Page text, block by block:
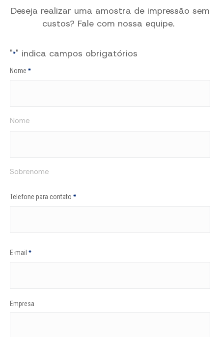
Deseja realizar uma amostra de impressão sem
custos? Fale com nossa equipe.
"*" indica campos obrigatórios
Nome *
Nome
Sobrenome
Telefone para contato *
E-mail *
Empresa